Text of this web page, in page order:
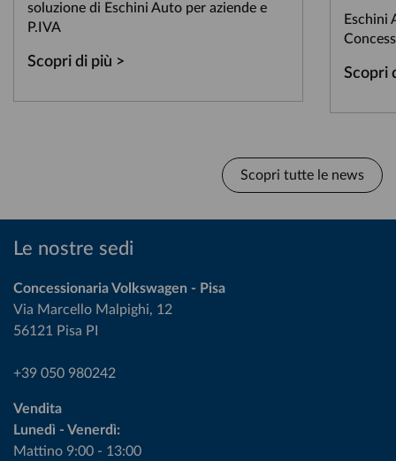
soluzione di Eschini Auto per aziende e
P.IVA
Scopri di più >
Eschini
Scopri
Scopri tutte le news
Le nostre sedi
Concessionaria Volkswagen - Pisa
Via Marcello Malpighi, 12
56121 Pisa PI
+39 050 980242
Vendita
Lunedì - Venerdì:
Mattino 9:00 - 13:00